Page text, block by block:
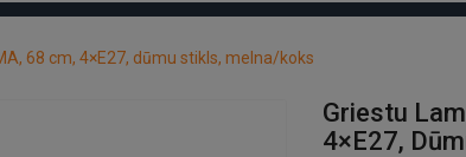
68 cm, 4×E27, dūmu stikls, melna/koks
Griestu
4×E27,